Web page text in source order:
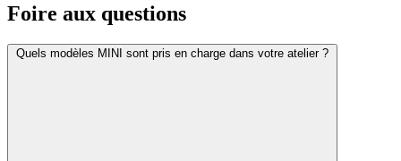
Foire aux questions
Quels modèles MINI sont pris en charge dans votre atelier ?